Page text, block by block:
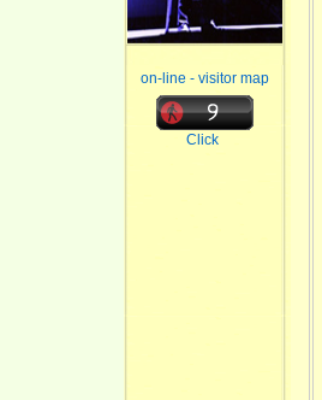
on-line - visitor map
Click